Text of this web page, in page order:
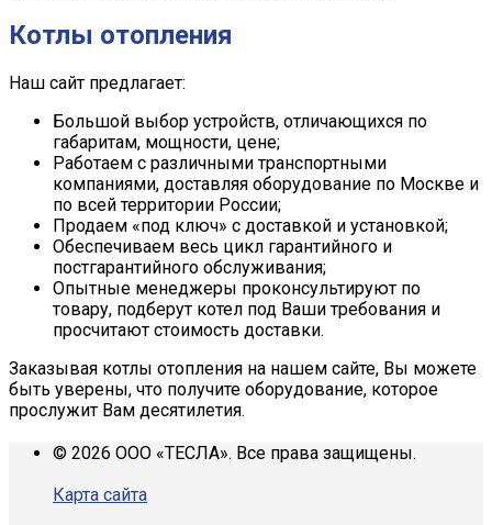
Котлы отопления
Наш сайт предлагает:
Большой выбор устройств, отличающихся по
габаритам, мощности, цене;
Работаем с различными транспортными
компаниями, доставляя оборудование по Москве и
по всей территории России;
Продаем «под ключ» с доставкой и установкой;
Обеспечиваем весь цикл гарантийного и
постгарантийного обслуживания;
Опытные менеджеры проконсультируют по
товару, подберут котел под Ваши требования и
просчитают стоимость доставки.
Заказывая котлы отопления на нашем сайте, Вы можете
быть уверены, что получите оборудование, которое
прослужит Вам десятилетия.
© 2026 ООО «ТЕСЛА». Все права защищены.
Карта сайта